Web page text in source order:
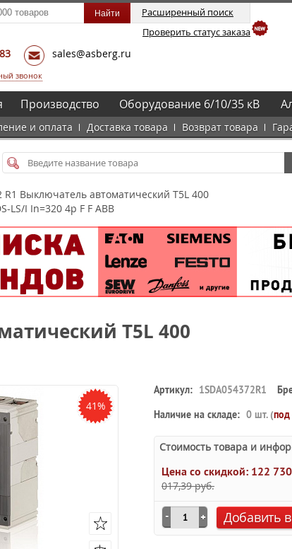
Расширенный поиск
Проверить статус заказа
sales@asberg.ru
звонок
и оплата Доставка товара Возврат товара
Производство Оборудование 6/10/35 кВ
R1 Выключатель автоматический T5L 400
LS/I In=320 4p F F ABB
T5L 400
41%
Артикул: 1SDA054372R1
Наличие на складе: 0 шт. (под
Стоимость товара и
Цена со скидкой: 122
017,39 руб.
Добавить